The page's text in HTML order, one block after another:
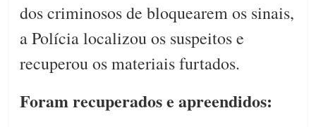
dos criminosos de bloquearem os sinais,
a Polícia localizou os suspeitos e
recuperou os materiais furtados.
Foram recuperados e apreendidos: